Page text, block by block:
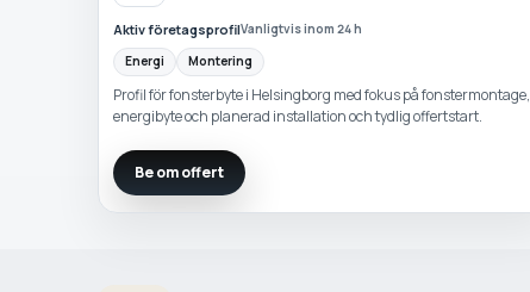
Aktiv företagsprofilVanligtvis inom 24 h
Energi
Montering
Profil för fonsterbyte i Helsingborg med fokus på fonstermontage,
energibyte och planerad installation och tydlig offertstart.
Be om offert